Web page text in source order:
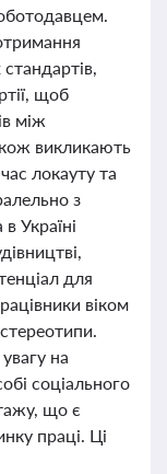
щоб
між
викликають
локауту та
з
Україні
для
віком
на
соціального
що є
праці. Ці